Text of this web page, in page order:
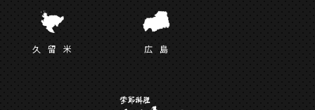
久留 米 広 島